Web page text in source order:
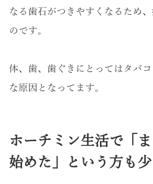
なる歯石がつきやすくなるため
のです。
体、歯、歯ぐきにとってはタバ
な原因となってます。
ホーチミン生活で「
始めた」という方も